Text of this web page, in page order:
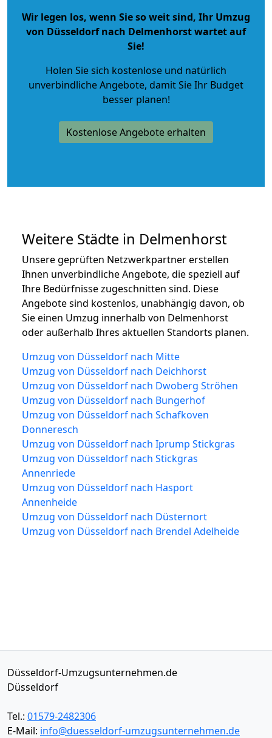
Wir legen los, wenn Sie so weit sind, Ihr Umzug
von Düsseldorf nach Delmenhorst wartet auf
Sie!
Holen Sie sich kostenlose und natürlich
unverbindliche Angebote, damit Sie Ihr Budget
besser planen!
Kostenlose Angebote erhalten
Weitere Städte in Delmenhorst
Unsere geprüften Netzwerkpartner erstellen
Ihnen unverbindliche Angebote, die speziell auf
Ihre Bedürfnisse zugeschnitten sind. Diese
Angebote sind kostenlos, unabhängig davon, ob
Sie einen Umzug innerhalb von Delmenhorst
oder außerhalb Ihres aktuellen Standorts planen.
Umzug von Düsseldorf nach Mitte
Umzug von Düsseldorf nach Deichhorst
Umzug von Düsseldorf nach Dwoberg Ströhen
Umzug von Düsseldorf nach Bungerhof
Umzug von Düsseldorf nach Schafkoven
Donneresch
Umzug von Düsseldorf nach Iprump Stickgras
Umzug von Düsseldorf nach Stickgras
Annenriede
Umzug von Düsseldorf nach Hasport
Annenheide
Umzug von Düsseldorf nach Düsternort
Umzug von Düsseldorf nach Brendel Adelheide
Düsseldorf-Umzugsunternehmen.de
Düsseldorf
Tel.: 01579-2482306
E-Mail: info@duesseldorf-umzugsunternehmen.de